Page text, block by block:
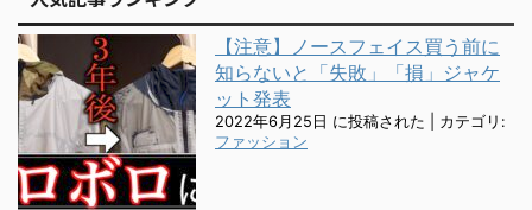
【注意】ノースフェイス買う前に
知らないと「失敗」「損」ジャケ
ット発表
2022年6月25日 に投稿された
カテゴリ:
ファッション